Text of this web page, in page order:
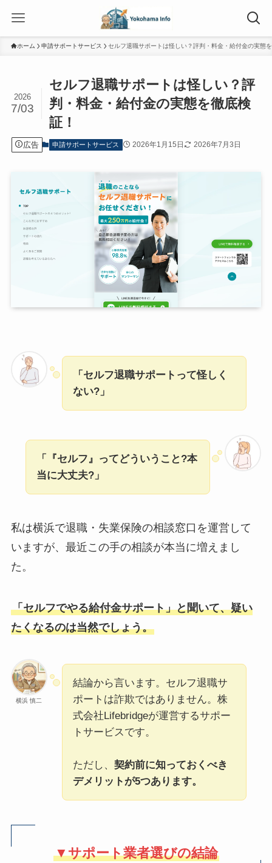
ホーム 申請サポートサービス セルフ退職サポートは怪しい？評判・料金・給付金の実態
セルフ退職サポートは怪しい？評
判・料金・給付金の実態を徹底検
証！
2026
7/03
広告 申請サポートサービス 2026年1月15日 2026年7月3日
「セルフ退職サポートって怪しく
ない?」
「『セルフ』ってどういうこと?本
当に大丈夫?」
私は横浜で退職・失業保険の相談窓口を運営して
いますが、最近この手の相談が本当に増えまし
た。
「セルフでやる給付金サポート」と聞いて、疑い
たくなるのは当然でしょう。
横浜 慎二
結論から言います。セルフ退職サ
ポートは詐欺ではありません。株
式会社Lifebridgeが運営するサポー
トサービスです。
ただし、 契約前に知っておくべき
デメリットが5つあります。
▼サポート業者選びの結論